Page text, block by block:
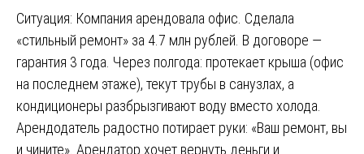
Ситуация: Компания арендовала офис. Сделала
«стильный ремонт» за 4.7 млн рублей. В договоре —
гарантия 3 года. Через полгода: протекает крыша (офис
на последнем этаже), текут трубы в санузлах, а
кондиционеры разбрызгивают воду вместо холода.
Арендодатель радостно потирает руки: «Ваш ремонт, вы
и чините». Арендатор хочет вернуть деньги и